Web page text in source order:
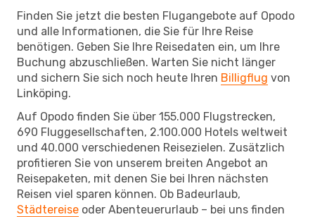
Finden Sie jetzt die besten Flugangebote auf Opodo
und alle Informationen, die Sie für Ihre Reise
benötigen. Geben Sie Ihre Reisedaten ein, um Ihre
Buchung abzuschließen. Warten Sie nicht länger
und sichern Sie sich noch heute Ihren Billigflug von
Linköping.
Auf Opodo finden Sie über 155.000 Flugstrecken,
690 Fluggesellschaften, 2.100.000 Hotels weltweit
und 40.000 verschiedenen Reisezielen. Zusätzlich
profitieren Sie von unserem breiten Angebot an
Reisepaketen, mit denen Sie bei Ihren nächsten
Reisen viel sparen können. Ob Badeurlaub,
Städtereise oder Abenteuerurlaub – bei uns finden